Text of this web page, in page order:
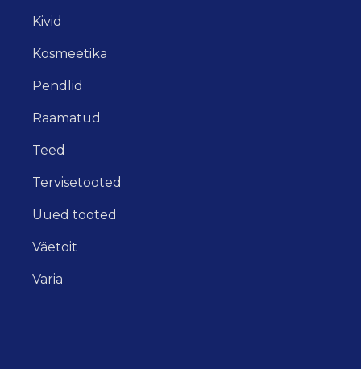
Kivid
Kosmeetika
Pendlid
Raamatud
Teed
Tervisetooted
Uued tooted
Väetoit
Varia